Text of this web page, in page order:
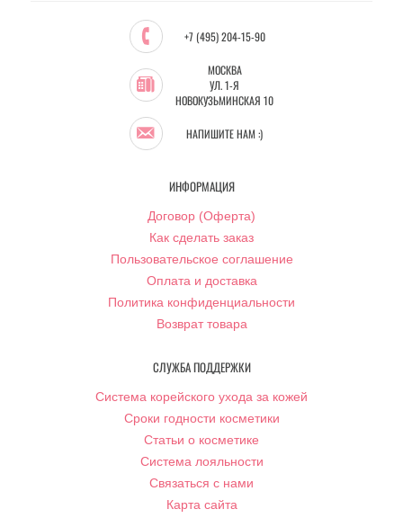
+7 (495) 204-15-90
МОСКВА
УЛ. 1-Я
НОВОКУЗЬМИНСКАЯ 10
НАПИШИТЕ НАМ :)
ИНФОРМАЦИЯ
Договор (Оферта)
Как сделать заказ
Пользовательское соглашение
Оплата и доставка
Политика конфиденциальности
Возврат товара
СЛУЖБА ПОДДЕРЖКИ
Система корейского ухода за кожей
Сроки годности косметики
Статьи о косметике
Система лояльности
Связаться с нами
Карта сайта